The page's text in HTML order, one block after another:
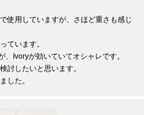
使用していますが、さほど重さも感じ
ています。
、Ivoryが効いていてオシャレです。
討したいと思います。
した。